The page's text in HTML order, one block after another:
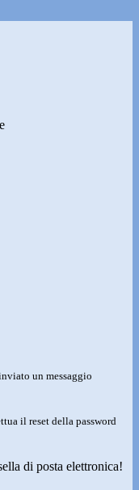
un messaggio
il reset della password
di posta elettronica!